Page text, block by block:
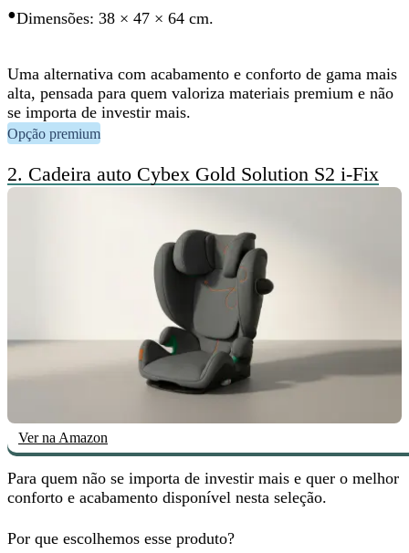
•Dimensões: 38 × 47 × 64 cm.
Uma alternativa com acabamento e conforto de gama mais
alta, pensada para quem valoriza materiais premium e não
se importa de investir mais.
Opção premium
2. Cadeira auto Cybex Gold Solution S2 i-Fix
Ver na Amazon
Para quem não se importa de investir mais e quer o melhor
conforto e acabamento disponível nesta seleção.
Por que escolhemos esse produto?